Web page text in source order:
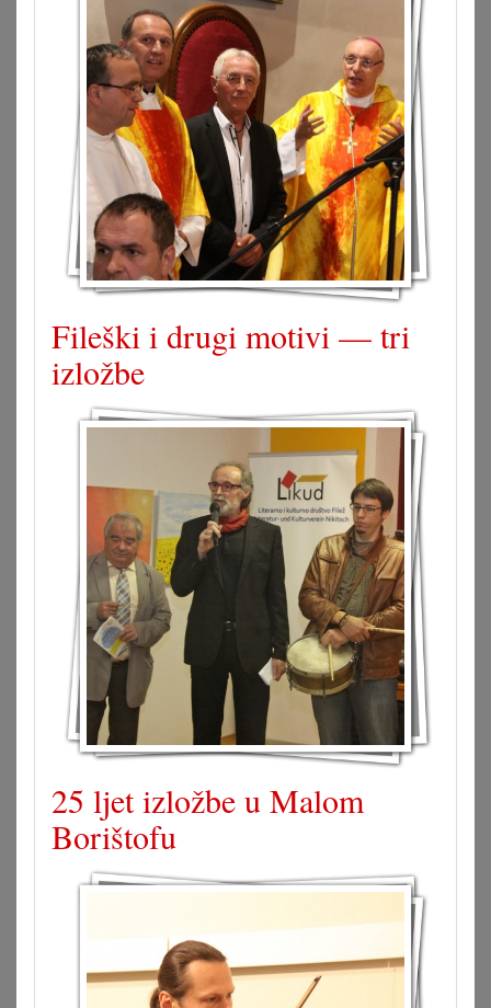
Fileški i drugi motivi — tri
izložbe
25 ljet izložbe u Malom
Borištofu